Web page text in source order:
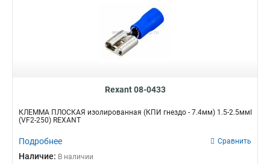
Rexant 08-0433
КЛЕММА ПЛОСКАЯ изолированная (КПИ гнездо - 7.4мм) 1.5-2.5ммІ
(VF2-250) REXANT
Подробнее Сравнить
Наличие: В наличии